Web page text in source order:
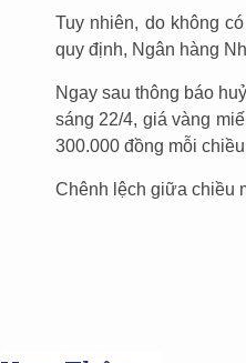
Tuy nhiên, do không
quy định, Ngân hàng
Ngay sau thông báo
sáng 22/4, giá vàng
300.000 đồng mỗi
Chênh lệch giữa chiều